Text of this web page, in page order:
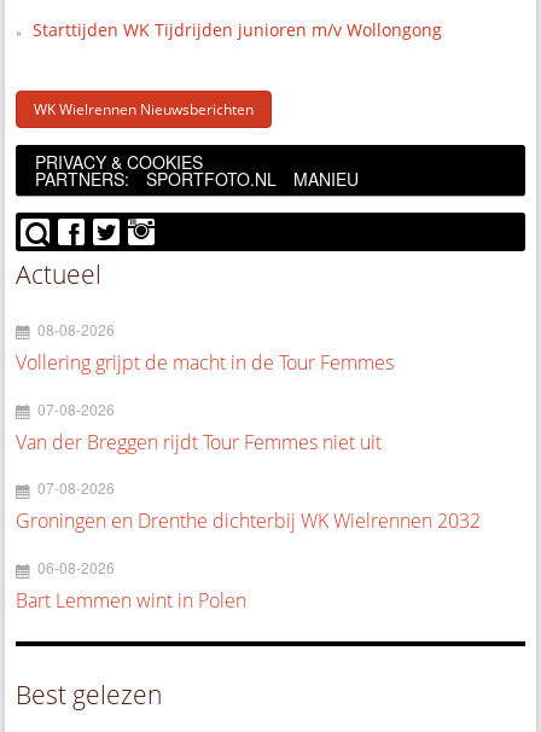
Starttijden WK Tijdrijden junioren m/v Wollongong
WK Wielrennen Nieuwsberichten
PRIVACY & COOKIES
PARTNERS: SPORTFOTO.NL MANIEU
Actueel
08-08-2026
Vollering grijpt de macht in de Tour Femmes
07-08-2026
Van der Breggen rijdt Tour Femmes niet uit
07-08-2026
Groningen en Drenthe dichterbij WK Wielrennen 2032
06-08-2026
Bart Lemmen wint in Polen
Best gelezen